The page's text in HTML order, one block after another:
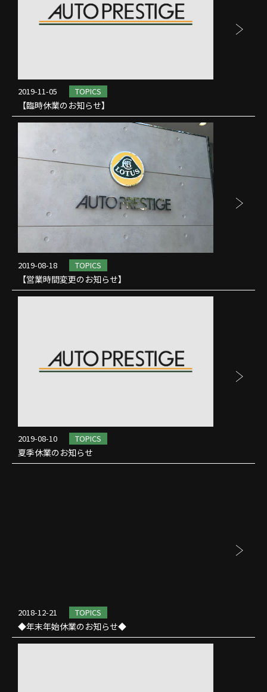
2019-11-05 TOPICS
【臨時休業のお知らせ】
2019-08-18 TOPICS
【営業時間変更のお知らせ】
2019-08-10 TOPICS
夏季休業のお知らせ
2018-12-21 TOPICS
◆年末年始休業のお知らせ◆